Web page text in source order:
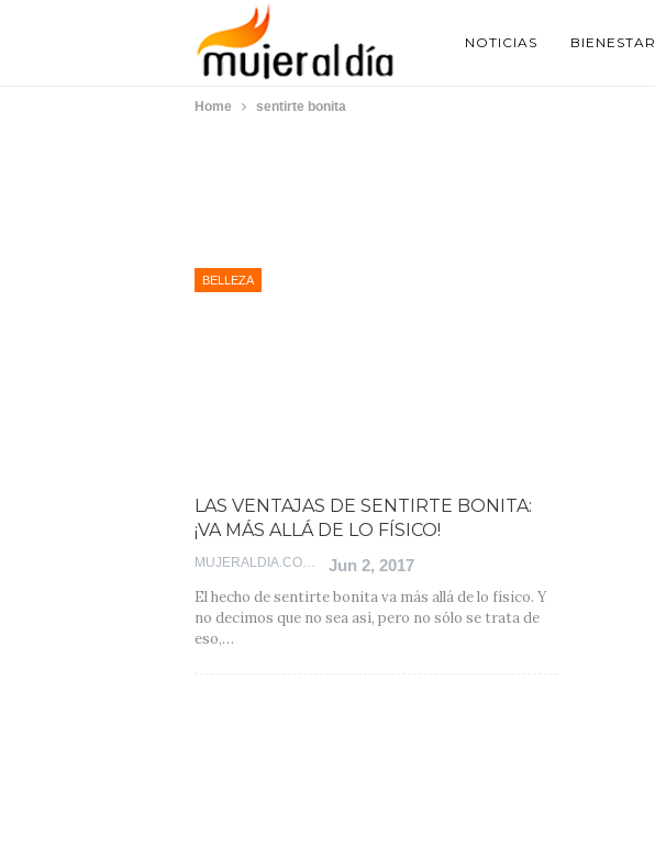
NOTICIAS BIENESTAR
Home sentirte bonita
BELLEZA
LAS VENTAJAS DE SENTIRTE BONITA:
¡VA MÁS ALLÁ DE LO FÍSICO!
Jun 2, 2017
El hecho de sentirte bonita va más allá de lo físico. Y
no decimos que no sea así, pero no sólo se trata de
eso,…